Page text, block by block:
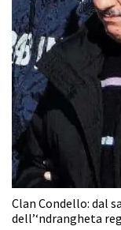
Clan Condello: dal
dell’‘ndrangheta